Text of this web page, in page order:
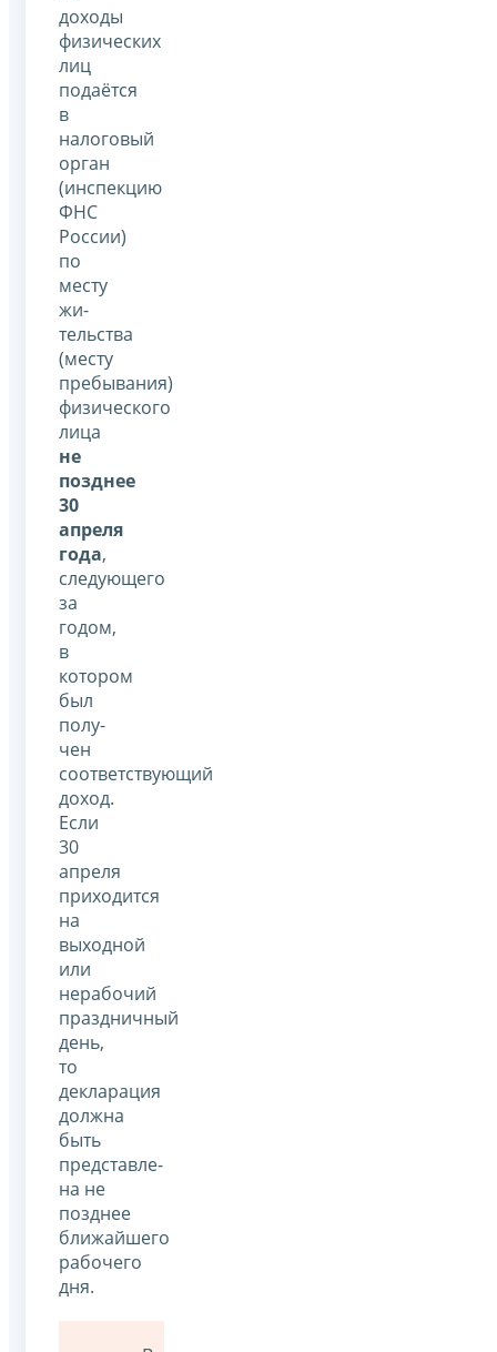
доходы
физических
лиц
подаётся
в
налоговый
орган
(инспекцию
ФНС
России)
по
месту
жи­
тельства
(месту
пребывания)
физического
лица
не
позднее
30
апреля
года,
следующего
за
годом,
в
котором
был
полу­
чен
соответствующий
доход.
Если
30
апреля
приходится
на
выходной
или
нерабочий
праздничный
день,
то
декларация
должна
быть
представле­
на не
позднее
ближайшего
рабочего
дня.